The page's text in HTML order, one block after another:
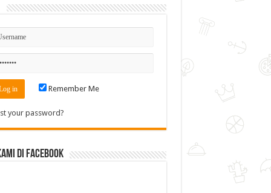
Remember Me
your password?
di Facebook